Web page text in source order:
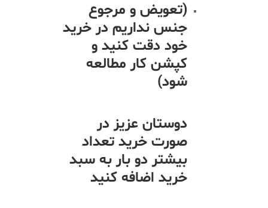
(تعویض و مرجوع
جنس نداریم در خرید
خود دقت کنید و
کپشن کار مطالعه
شود)
دوستان عزیز در
صورت خرید تعداد
بیشتر دو بار به سبد
خرید اضافه کنید